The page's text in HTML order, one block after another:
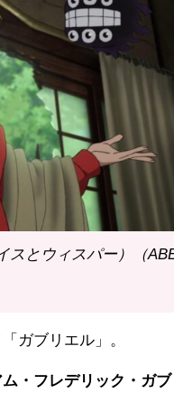
とウィスパー）（
ガブリエル」。
ム・フレデリック・ガ